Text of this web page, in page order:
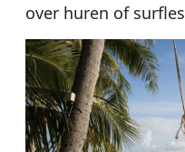
over huren of